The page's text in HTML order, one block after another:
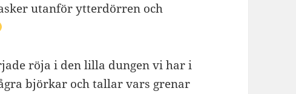
utanför ytterdörren och
röja i den lilla dungen vi har i
björkar och tallar vars grenar